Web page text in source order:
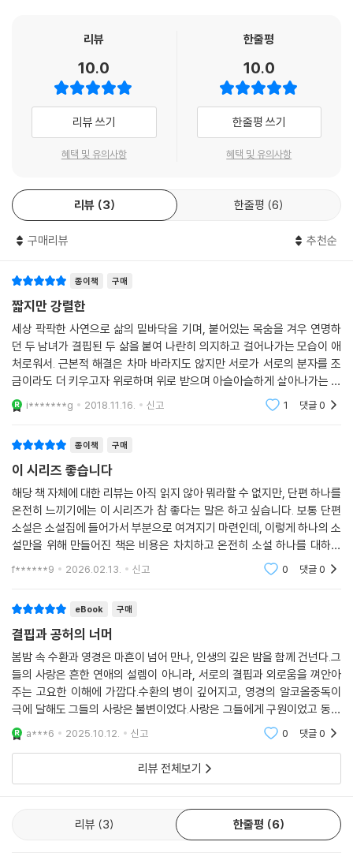
동체, 타인의 의미를 만들어가고 있는 한국 사회의 모습을 집중 조명했다.
완전한 대내외적 정치 상황이 점차 안정되어감에 따라 달라진 한국문학의
색다른 면모를 보여주었다.
“바이링궐 에디션 시리즈는 한국문학의 개성과 세계문학의 보편성 사이에
서 접점을 찾으려는 노력이라고 생각한다”라고 한 이혜경 작가의 평과 같
이, 바이링궐 에디션 한국 대표 소설 전집에는 세계의 독자들도 깊이 공감
바이링궐 에디션에 수록된 단편 소설들을 읽는 것만으로도 한국 역사의 흐
름을 바꾼 주요한 사건들과 그에 응전하여 변화한 한국인의 삶의 양태를
살필 수 있다. 이 시리즈는 세계인들에게 문학 한류의 지속적인 힘과 가능
성을 입증하는 전집이 될 것이다.
하버드대학교 한국학 연구원 등 전문 번역진의 노하우 속에서 태어난 빼어
난 번역문
이 시리즈는 하버드 한국학 연구원 및 세계 각국의 우수한 번역진들이 참
여하여 외국인들이 읽어도 어색함이 느껴지지 않는 손색없는 작품으로 재
탄생하여 원작의 품격과 매력을 살렸다. 영어 번역의 질을 최우선으로 삼
고 브루스 풀턴(브리티시 컬럼비아대), 테오도르 휴즈(컬럼비아 대학교),
안선재(서강대학교 영문학 명예교수), 전승희(하버드대학교 한국학 연구
소 연구원) 등 한국 문학 번역 권위자들은 물론 현지 내러티브 번역자들이
는 번역투의 어색함과 딱딱함을 벗어던진, 영어 독자들도 자연스럽게 읽을
수 있는 텍스트로 갈고 닦았다.
지난 반세기 동안 한국에서 나온 가장 중요하고 첨예한 문제의식을 가진
작가들의 작품
미국 컬럼비아대학교 동아시아학과 한국문학 교수인 테오도어 휴즈와 하
버드대학교 동아시아학과 한국문학 교수인 데이비드 매캔이 〈바이링궐 에
즈는 이 시리즈가 세계의 독자들에게 “한국 문학의 풍부함을 들여다 볼 수
자들이 작업한 시리즈”로 칭찬하며 국경과 언어의 벽을 넘어 사랑받는 한
국 문학에 대한 기대를 표현했다.
사랑의 플롯, 플롯의 승리
“산다는 게 참 끔찍하다. 그렇지 않니?”(8쪽) 소설의 첫 문장이 갖는 의미
는 여기서 발생한다. 영경은 기억을 잃은 채 몸만 되살아났다. 그러나 사랑
하는 남자의 존재 자체를 잊게 된다. 가사상태를 벗어난 그녀를 과연 살았
다고 말할 수 있을까. 영경은 두 번 죽는다. 처음에 그녀는 가사상태에 빠졌
을 것이다. 그렇다면 이 두 죽음 사이에 끼인 영경의 몸은 어떤 의미를 갖는
가. 영경의 몸은 저승으로 가지 못하고 이승에서 떠도는 영혼의 잔여라고
리뷰
10.0
리뷰 쓰기
혜택 및 유의사항
한줄평
10.0
한줄평 쓰기
혜택 및 유의사항
리뷰 3 한줄평 6
구매리뷰 추천순
종이책 구매
짧지만 강렬한
세상 팍팍한 사연으로 삶의 밑바닥을 기며, 붙어있는 목숨을 겨우 연명하
던 두 남녀가 결핍된 두 삶을 붙여 나란히 의지하고 걸어나가는 모습이 애
처로워서. 근본적 해결은 차마 바라지도 않지만 서로가 서로의 분자를 조
금이라도 더 키우고자 위로하며 위로 받으며 아슬아슬하게 살아나가는 그
힘이 진부하게도 느껴질 사랑이라는 것에 다시 한번 고개를 조아리게 된
다. 아무리 주변에서
i*******g 2018.11.16. 신고 1 댓글0
종이책 구매
이 시리즈 좋습니다
해당 책 자체에 대한 리뷰는 아직 읽지 않아 뭐라할 수 없지만, 단편 하나를
온전히 느끼기에는 이 시리즈가 참 좋다는 말은 하고 싶습니다. 보통 단편
소설은 소설집에 들어가서 부분으로 여겨지기 마련인데, 이렇게 하나의 소
설만을 위해 만들어진 책은 비용은 차치하고 온전히 소설 하나를 대하는
느낌이라 좋습니다. 시리즈에서 선정한 것들도 좋은 작품이 많구요.
f******9 2026.02.13. 신고 0 댓글0
eBook 구매
결핍과 공허의 너머
봄밤 속 수환과 영경은 마흔이 넘어 만나, 인생의 깊은 밤을 함께 건넌다.그
들의 사랑은 흔한 연애의 설렘이 아니라, 서로의 결핍과 외로움을 껴안아
주는 고요한 이해에 가깝다.수환의 병이 깊어지고, 영경의 알코올중독이
극에 달해도 그들의 사랑은 불변이었다.사랑은 그들에게 구원이었고 동시
에 서로를 버티게 한 마지막 온기였다.수환이 세상을 떠난 뒤, 영경은 그를
기억 속에서
a***6 2025.10.12. 신고 0 댓글0
리뷰 전체보기
리뷰 3 한줄평 6